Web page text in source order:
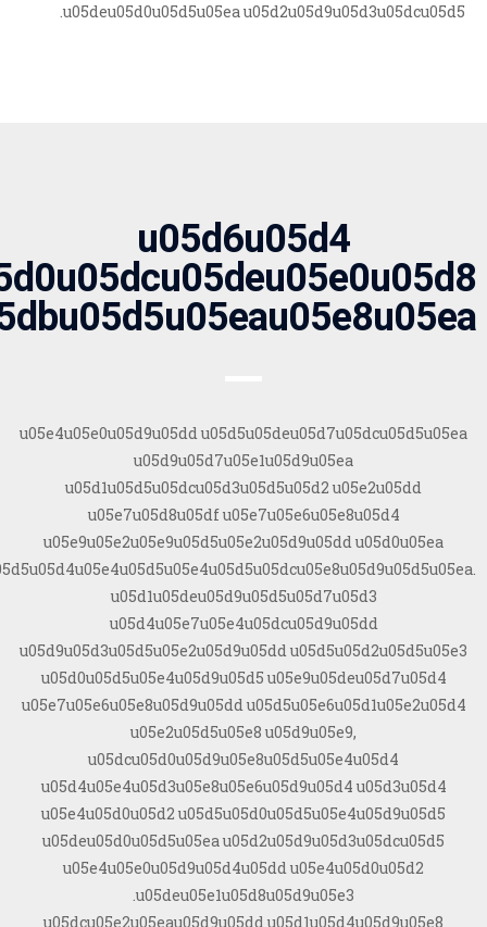
u05deu05d0u05d5u05ea u05d2u05d9u05d3u05dcu05d5.
u05d6u05d4
u05e4u05e0u05d9u05dd u05d5u05deu05d7u05dcu05d5u05ea
u05d9u05d7u05e1u05d9u05ea
u05d1u05d5u05dcu05d3u05d5u05d2 u05e2u05dd
u05e7u05d8u05df u05e7u05e6u05e8u05d4
u05e9u05e2u05e9u05d5u05e2u05d9u05dd u05d0u05ea
u05d1u05deu05d9u05d5u05d7u05d3
u05d4u05e7u05e4u05dcu05d9u05dd
u05d9u05d3u05d5u05e2u05d9u05dd u05d5u05d2u05d5u05e3
u05d0u05d5u05e4u05d9u05d5 u05e9u05deu05d7u05d4
u05e7u05e6u05e8u05d9u05dd u05d5u05e6u05d1u05e2u05d4
u05e2u05d5u05e8 u05d9u05e9,
u05dcu05d0u05d9u05e8u05d5u05e4u05d4
u05d4u05e4u05d3u05e8u05e6u05d9u05d4 u05d3u05d4
u05e4u05d0u05d2 u05d5u05d0u05d5u05e4u05d9u05d5
u05deu05d0u05d5u05ea u05d2u05d9u05d3u05dcu05d5
u05e4u05e0u05d9u05d4u05dd u05e4u05d0u05d2
u05deu05e1u05d8u05d9u05e3.
u05dcu05e2u05eau05d9u05dd u05d1u05d4u05d9u05e8